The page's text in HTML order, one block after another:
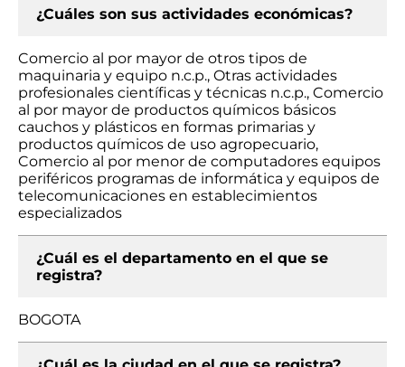
¿Cuáles son sus actividades económicas?
Comercio al por mayor de otros tipos de
maquinaria y equipo n.c.p., Otras actividades
profesionales científicas y técnicas n.c.p., Comercio
al por mayor de productos químicos básicos
cauchos y plásticos en formas primarias y
productos químicos de uso agropecuario,
Comercio al por menor de computadores equipos
periféricos programas de informática y equipos de
telecomunicaciones en establecimientos
especializados
¿Cuál es el departamento en el que se
registra?
BOGOTA